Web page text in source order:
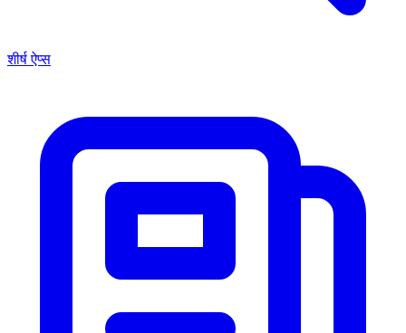
शीर्ष ऐप्स